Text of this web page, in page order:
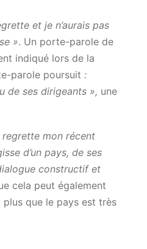
et je n’aurais pas
». Un porte-parole de
indiqué lors de la
parole poursuit :
de ses dirigeants », une
regrette mon récent
d’un pays, de ses
constructif et
cela peut également
plus que le pays est très